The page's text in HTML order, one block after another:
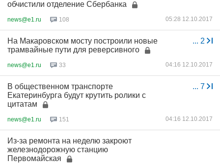
обчистили отделение Сбербанка
news@e1.ru 108 05:28 12.10.2017
... 2
На Макаровском мосту построили новые
трамвайные пути для реверсивного
news@e1.ru 33 04:16 12.10.2017
... 7
В общественном транспорте
Екатеринбурга будут крутить ролики с
цитатам
news@e1.ru 151 04:16 12.10.2017
Из-за ремонта на неделю закроют
железнодорожную станцию
Первомайская